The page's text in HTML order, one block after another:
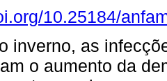
10.25184/
inverno, as
o aumento da